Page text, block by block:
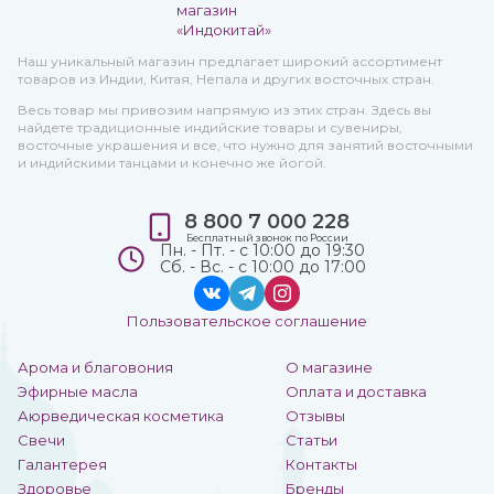
Наш уникальный магазин предлагает широкий ассортимент
товаров из Индии, Китая, Непала и других восточных стран.
Весь товар мы привозим напрямую из этих стран. Здесь вы
найдете традиционные индийские товары и сувениры,
восточные украшения и все, что нужно для занятий восточными
и индийскими танцами и конечно же йогой.
Арома и благовония
Эфирные масла
Аюрведическая косметика
Свечи
Галантерея
Здоровье
О магазине
Оплата и доставка
Отзывы
Статьи
Контакты
Бренды
8 800 7 000 228
Бесплатный звонок по России
Пн. - Пт. - с 10:00 до 19:30
Сб. - Вс. - с 10:00 до 17:00
Пользовательское соглашение